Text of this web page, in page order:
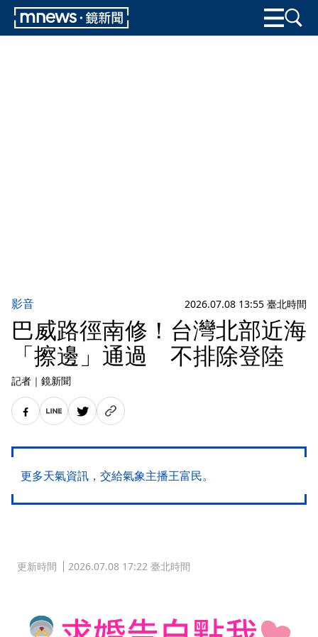
影音 2026.07.08 13:55 臺北時間
巴威路徑南修！台灣北部近海
「擦邊」通過 不排除登陸
記者 ｜ 鏡新聞
更多天氣資訊，交給氣象主播王富民。
更新時間 2026.07.08 17:22 臺北時間